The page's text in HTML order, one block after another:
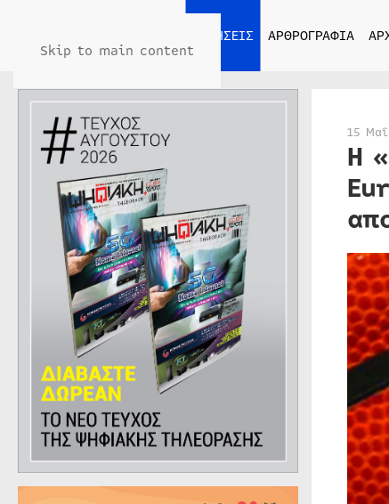
Skip to main content
ΕΙΔΗΣΕΙΣ ΑΡΘΡΟΓΡΑΦΙΑ
15
Η